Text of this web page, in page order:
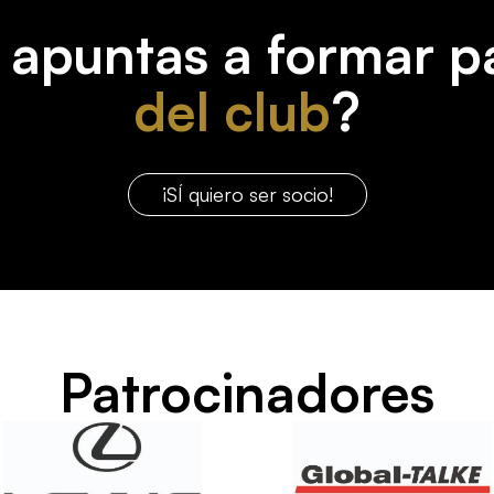
apuntas a formar
del club?
¡SÍ quiero ser socio!
Patrocinadores